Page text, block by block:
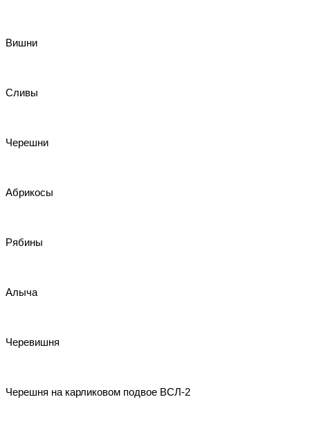
Вишни
Сливы
Черешни
Абрикосы
Рябины
Алыча
Черевишня
Черешня на карликовом подвое ВСЛ-2